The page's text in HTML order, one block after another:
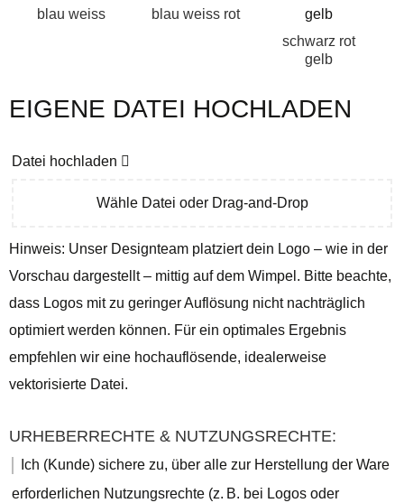
blau weiss
blau weiss rot
schwarz rot
gelb
EIGENE DATEI HOCHLADEN
Datei hochladen
Wähle Datei oder Drag-and-Drop
Hinweis: Unser Designteam platziert dein Logo – wie in der
Vorschau dargestellt – mittig auf dem Wimpel. Bitte beachte,
dass Logos mit zu geringer Auflösung nicht nachträglich
optimiert werden können. Für ein optimales Ergebnis
empfehlen wir eine hochauflösende, idealerweise
vektorisierte Datei.
URHEBERRECHTE & NUTZUNGSRECHTE:
Ich (Kunde) sichere zu, über alle zur Herstellung der Ware
erforderlichen Nutzungsrechte (z. B. bei Logos oder